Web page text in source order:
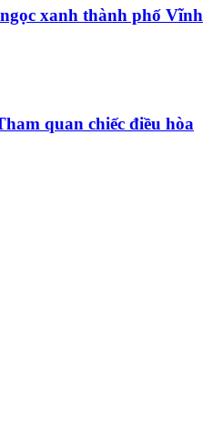
xanh thành phố Vĩnh
quan chiếc điều hòa